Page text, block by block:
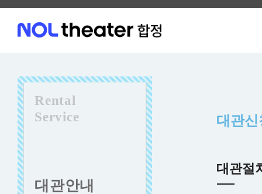
Rental
Service
대관안내
대관신
대관절